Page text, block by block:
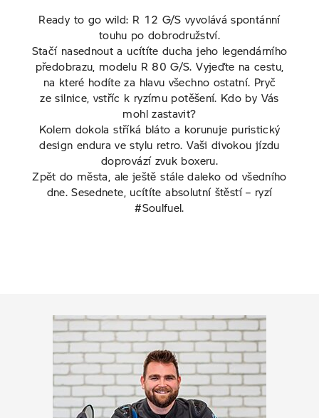
Premium Selection
Testovací jízdy Motorrad
Motopůjčovna
Ready to go wild: R 12 G/S vyvolává spontánní
touhu po dobrodružství.
Stačí nasednout a ucítíte ducha jeho legendárního
předobrazu, modelu R 80 G/S. Vyjeďte na cestu,
na které hodíte za hlavu všechno ostatní. Pryč
ze silnice, vstříc k ryzímu potěšení. Kdo by Vás
mohl zastavit?
Kolem dokola stříká bláto a korunuje puristický
design endura ve stylu retro. Vaši divokou jízdu
doprovází zvuk boxeru.
Zpět do města, ale ještě stále daleko od všedního
dne. Sesednete, ucítíte absolutní štěstí – ryzí
#Soulfuel.